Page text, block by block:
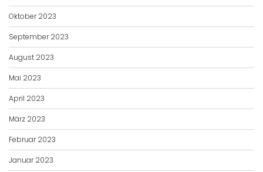
Oktober 2023
September 2023
August 2023
Mai 2023
April 2023
März 2023
Februar 2023
Januar 2023